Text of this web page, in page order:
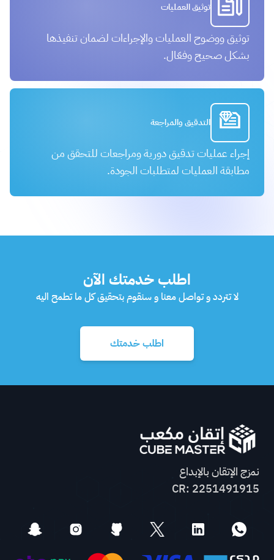
توثيق العمليات
توثيق ووضوح العمليات والإجراءات لضمان تنفيذها
بشكل صحيح وفعّال.
التدقيق والمراجعة
إجراء عمليات تدقيق دورية ومراجعات للتحقق من
مطابقة العمليات لمتطلبات الجودة.
اطلب خدمتك الآن
لا تتردد و تواصل معنا و سنقوم بتحقيق كل ما تطمح اليه
اطلب خدمتك
نمزج الإتقان بالإبداع
CR: 2251491915